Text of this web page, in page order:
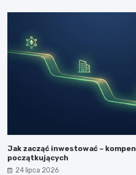
Jak zacząć inwestować –
początkujących
24 lipca 2026